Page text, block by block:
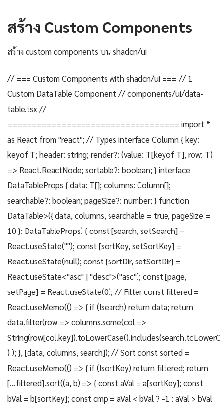
สร้าง Custom Components
สร้าง custom components บน shadcn/ui
// === Custom Components with shadcn/ui === // 1.
Custom DataTable Component // components/ui/data-
table.tsx //
=================================== import *
as React from "react"; // Types interface Column { key:
keyof T; header: string; render?: (value: T[keyof T], row: T)
=> React.ReactNode; sortable?: boolean; } interface
DataTableProps { data: T[]; columns: Column[];
searchable?: boolean; pageSize?: number; } function
DataTable>({ data, columns, searchable = true, pageSize =
10 }: DataTableProps) { const [search, setSearch] =
React.useState(""); const [sortKey, setSortKey] =
React.useState(null); const [sortDir, setSortDir] =
React.useState<"asc" | "desc">("asc"); const [page,
setPage] = React.useState(0); // Filter const filtered =
React.useMemo(() => { if (!search) return data; return
data.filter(row => columns.some(col =>
) ); }, [data, columns, search]); // Sort const sorted =
React.useMemo(() => { if (!sortKey) return filtered; return
[...filtered].sort((a, b) => { const aVal = a[sortKey]; const
bVal = b[sortKey]; const cmp = aVal < bVal ? -1 : aVal > bVal